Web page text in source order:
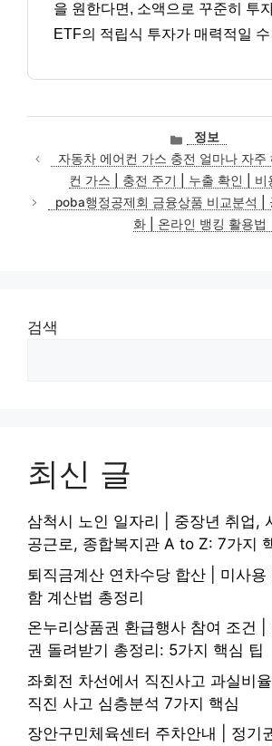
을 원한다면, 소액으로 꾸준히 투
ETF의 적립식 투자가 매력적일
카
테
고
리
정보
자동차 에어컨 가스 충전 얼마나 자주
컨 가스 | 충전 주기 | 누출 확인 | 비
poba행정공제회 금융상품 비교분석 |
화 | 온라인 뱅킹 활용법
검색
최신 글
삼척시 노인 일자리 | 중장년 취업,
공근로, 종합복지관 A to Z: 7가지
퇴직금계산 연차수당 합산 | 미사용
함 계산법 총정리
온누리상품권 환급행사 참여 조건 |
권 돌려받기 총정리: 5가지 핵심 팁
좌회전 차선에서 직진사고 과실비
직진 사고 심층분석 7가지 핵심
장안구민체육센터 주차안내 | 정기